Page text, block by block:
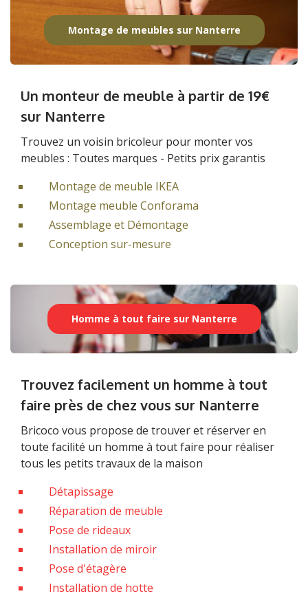
Montage de meubles sur Nanterre
Un monteur de meuble à partir de 19€
sur Nanterre
Trouvez un voisin bricoleur pour monter vos
meubles : Toutes marques - Petits prix garantis
Montage de meuble IKEA
Montage meuble Conforama
Assemblage et Démontage
Conception sur-mesure
Homme à tout faire sur Nanterre
Trouvez facilement un homme à tout
faire près de chez vous sur Nanterre
Bricoco vous propose de trouver et réserver en
toute facilité un homme à tout faire pour réaliser
tous les petits travaux de la maison
Détapissage
Réparation de meuble
Pose de rideaux
Installation de miroir
Pose d'étagère
Installation de hotte